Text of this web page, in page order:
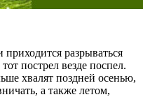
разрываться
пострел везде поспел.
хвалят поздней осенью,
а также летом,